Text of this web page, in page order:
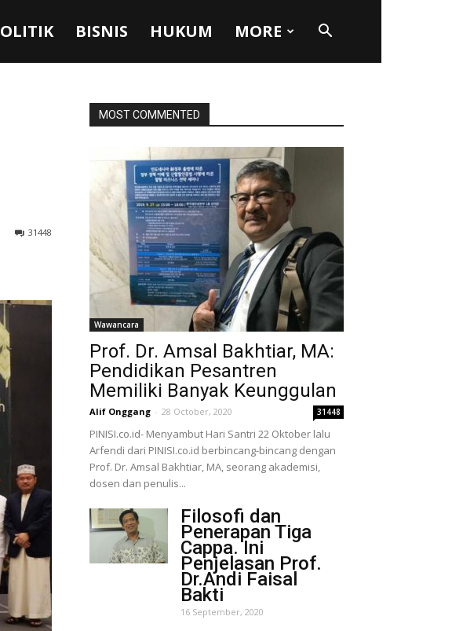
BISNIS HUKUM MORE
31448
MOST COMMENTED
Wawancara
Prof. Dr. Amsal Bakhtiar, MA:
Pendidikan Pesantren
Memiliki Banyak Keunggulan
Alif Onggang - 28 October, 2020 31448
PINISI.co.id- Menyambut Hari Santri 22 Oktober lalu
Arfendi dari PINISI.co.id berbincang-bincang dengan
Prof. Dr. Amsal Bakhtiar, MA, seorang akademisi,
dosen dan penulis...
Filosofi dan
Penerapan Tiga
Cappa. Ini
Penjelasan Prof.
Dr.Andi Faisal
Bakti
16 September, 2020